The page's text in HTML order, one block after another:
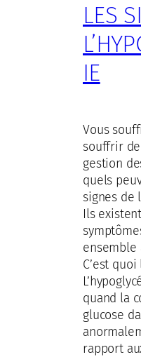
LES
IE
Vous
souffrir
gestion
quels
signes de
Ils
ensemble
C’est
quand la
glucose
rapport